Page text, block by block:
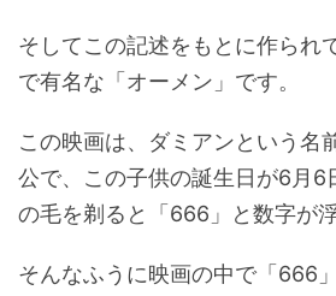
そしてこの記述をもとに作られ
で有名な「オーメン」です。
この映画は、ダミアンという名
公で、この子供の誕生日が6月6
の毛を剃ると「666」と数字が
そんなふうに映画の中で「666